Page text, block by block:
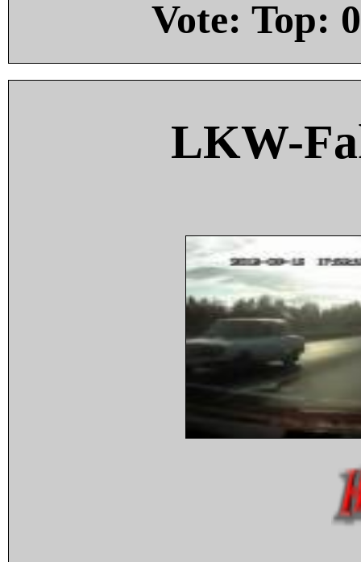
Vote: Top: 0
LKW-